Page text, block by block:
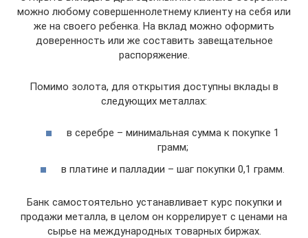
можно любому совершеннолетнему клиенту на себя или
же на своего ребенка. На вклад можно оформить
доверенность или же составить завещательное
распоряжение.
Помимо золота, для открытия доступны вклады в
следующих металлах:
в серебре – минимальная сумма к покупке 1
грамм;
в платине и палладии – шаг покупки 0,1 грамм.
Банк самостоятельно устанавливает курс покупки и
продажи металла, в целом он коррелирует с ценами на
сырье на международных товарных биржах.